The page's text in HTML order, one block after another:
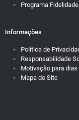
Programa Fidelidade
Informações
Política de
Responsabilidade
Motivação para
Mapa do Site